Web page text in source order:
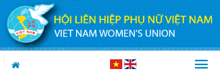
Truy cập nội dung luôn